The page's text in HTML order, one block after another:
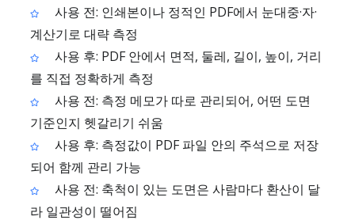
사용 전: 인쇄본이나 정적인 PDF에서 눈대중·자·
계산기로 대략 측정
사용 후: PDF 안에서 면적, 둘레, 길이, 높이, 거리
를 직접 정확하게 측정
사용 전: 측정 메모가 따로 관리되어, 어떤 도면
기준인지 헷갈리기 쉬움
사용 후: 측정값이 PDF 파일 안의 주석으로 저장
되어 함께 관리 가능
사용 전: 축척이 있는 도면은 사람마다 환산이 달
라 일관성이 떨어짐